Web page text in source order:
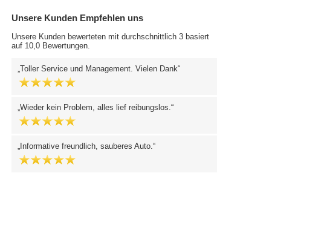
Unsere Kunden Empfehlen uns
Unsere Kunden bewerteten mit durchschnittlich 3 basiert
auf 10,0 Bewertungen.
Toller Service und Management. Vielen Dank
Wieder kein Problem, alles lief reibungslos.
Informative freundlich, sauberes Auto.